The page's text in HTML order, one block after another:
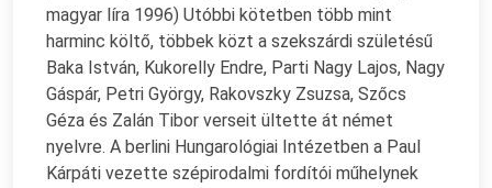
magyar líra 1996) Utóbbi kötetben több mint
harminc költő, többek közt a szekszárdi születésű
Baka István, Kukorelly Endre, Parti Nagy Lajos, Nagy
Gáspár, Petri György, Rakovszky Zsuzsa, Szőcs
Géza és Zalán Tibor verseit ültette át német
nyelvre. A berlini Hungarológiai Intézetben a Paul
Kárpáti vezette szépirodalmi fordítói műhelynek